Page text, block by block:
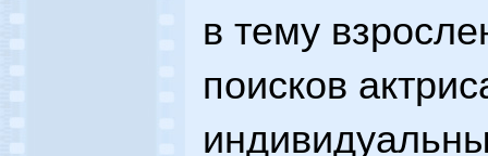
в тему
поисков